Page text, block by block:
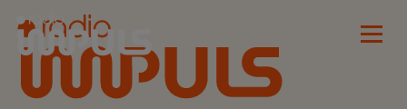
Radio Impuls